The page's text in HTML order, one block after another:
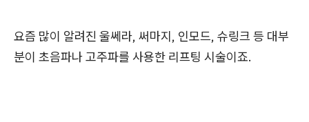
요즘 많이 알려진 울쎄라, 써마지, 인모드, 슈링크 등 대부
분이 초음파나 고주파를 사용한 리프팅 시술이죠.